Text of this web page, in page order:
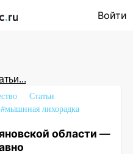
Войти
Статьи
#мышиная лихорадка
области —